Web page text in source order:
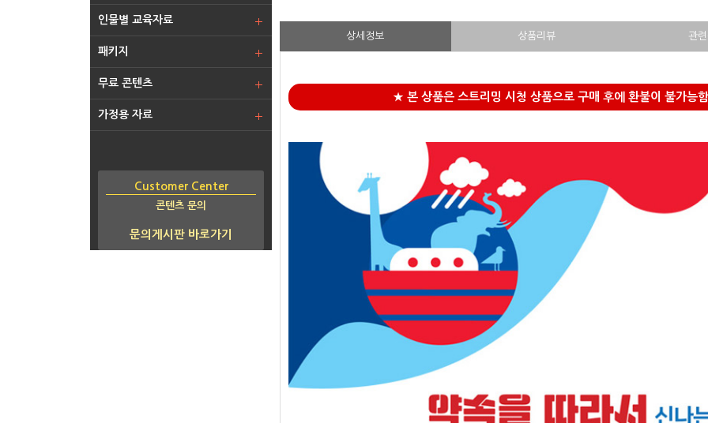
인물별 교육자료
패키지
무료 콘텐츠
가정용 자료
Customer Center
콘텐츠 문의
문의게시판 바로가기
상세정보 상품리뷰 관
★ 본 상품은 스트리밍 시청 상품으로 구매 후에 환불이 불가능